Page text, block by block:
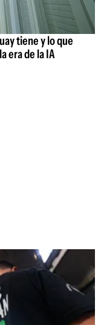
tiene y lo que
era de la IA